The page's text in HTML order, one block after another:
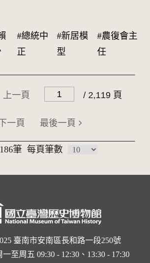
#總統中
正
#新居模
型
#農復會主
任
上一頁 / 2,119 頁
下一頁 最後一頁
筆 每頁筆數
臺南市安南區長和路一段250號
至周五 09:30 - 12:30、13:30 - 17:30